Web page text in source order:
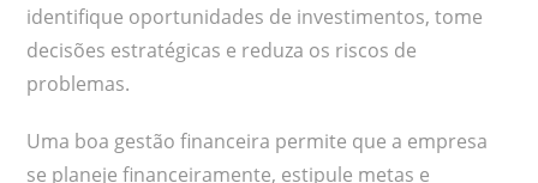
identifique oportunidades de investimentos, tome
decisões estratégicas e reduza os riscos de
problemas.
Uma boa gestão financeira permite que a empresa
se planeje financeiramente, estipule metas e